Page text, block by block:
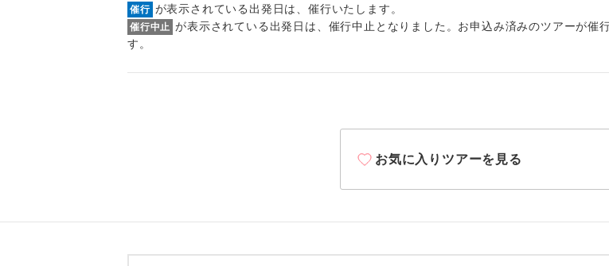
催行 が表示されている出発日は、催行いたします。
催行中止 が表示されている出発日は、催行中止となりました。お申込み済みのツアーが催
す。
お気に入りツアーを見る
2名様催行
1名様1室同代金 1名様1室利用でも追加料金
利用航空会社が指定なので